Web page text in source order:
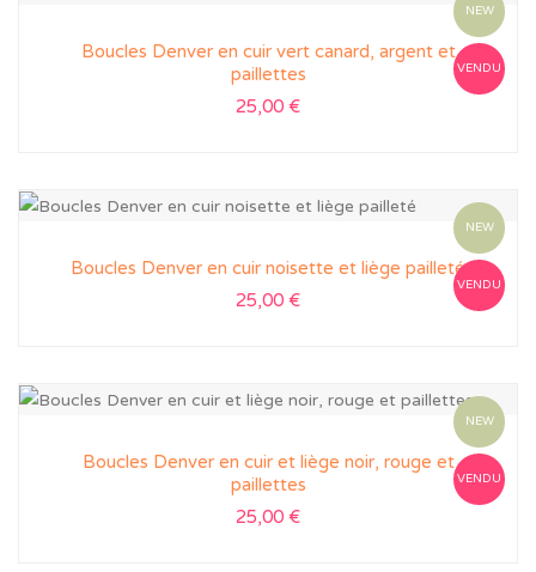
NEW
VENDU
Boucles Denver en cuir vert canard, argent et
paillettes
25,00 €
NEW
VENDU
Boucles Denver en cuir noisette et liège pailleté
25,00 €
NEW
VENDU
Boucles Denver en cuir et liège noir, rouge et
paillettes
25,00 €